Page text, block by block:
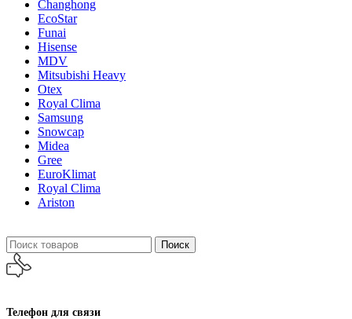
Changhong
EcoStar
Funai
Hisense
MDV
Mitsubishi Heavy
Otex
Royal Clima
Samsung
Snowcap
Midea
Gree
EuroKlimat
Royal Clima
Ariston
Поиск
Телефон для связи